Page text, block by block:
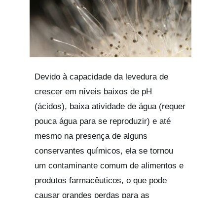
Devido à capacidade da levedura de
crescer em níveis baixos de pH
(ácidos), baixa atividade de água (requer
pouca água para se reproduzir) e até
mesmo na presença de alguns
conservantes químicos, ela se tornou
um contaminante comum de alimentos e
produtos farmacêuticos, o que pode
causar grandes perdas para as